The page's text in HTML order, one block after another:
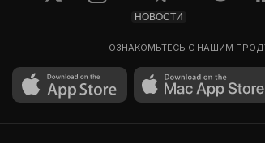
НОВОСТИ
ОЗНАКОМЬТЕСЬ С НАШИМ